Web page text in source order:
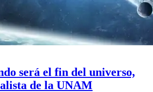
será el fin del universo,
de la UNAM